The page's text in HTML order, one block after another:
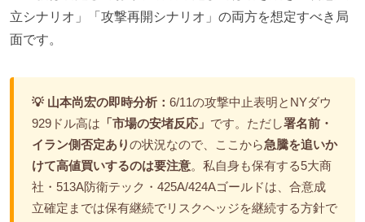
立シナリオ」「攻撃再開シナリオ」の両方を想定すべき局
面です。
💡 山本尚宏の即時分析： 6/11の攻撃中止表明とNYダウ
929ドル高は 「市場の安堵反応」 です。ただし署名前・
イラン側否定ありの状況なので、ここから急騰を追いか
けて高値買いするのは要注意。私自身も保有する5大商
社・513A防衛テック・425A/424Aゴールドは、合意成
立確定までは保有継続でリスクヘッジを継続する方針で